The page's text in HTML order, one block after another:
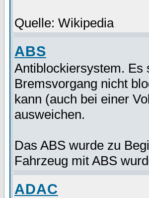
Quelle: Wikipedia
ABS
Antiblockiersystem. Es
Bremsvorgang nicht
kann (auch bei einer
ausweichen.
Das ABS wurde zu
Fahrzeug mit ABS
ADAC